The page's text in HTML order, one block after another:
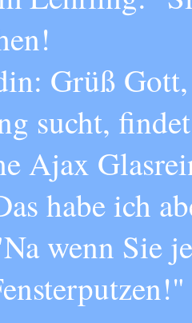
Grüß
sucht,
Ajax
habe ich
wenn Sie